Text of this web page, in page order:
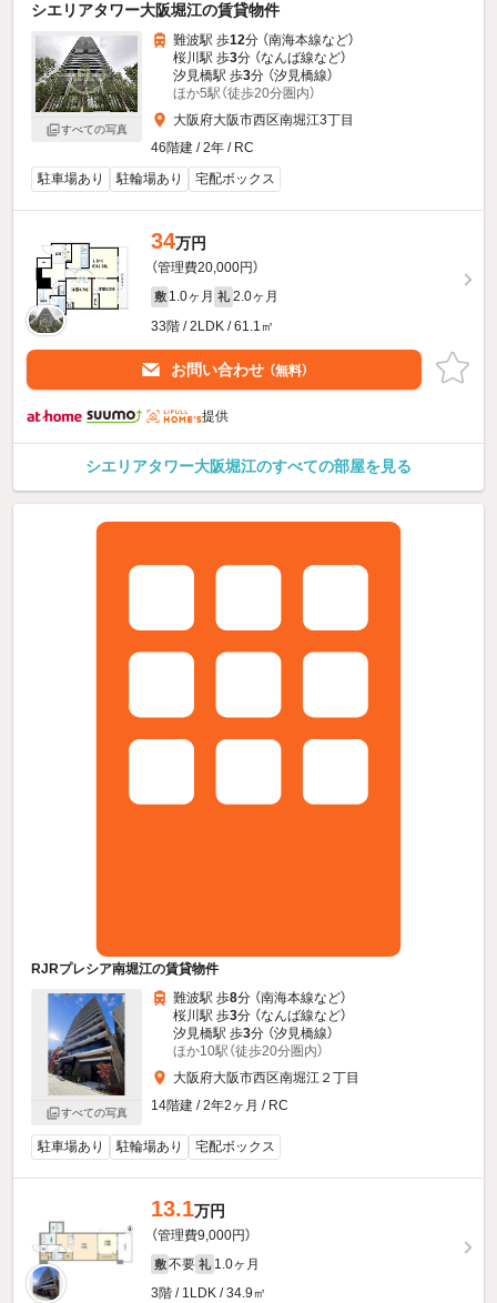
シエリアタワー大阪堀江の賃貸物件
すべての写真
難波駅 歩12分 （南海本線など）
桜川駅 歩3分 （なんば線など）
汐見橋駅 歩3分 （汐見橋線）
ほか5駅（徒歩20分圏内）
大阪府大阪市西区南堀江3丁目
46階建 / 2年 / RC
駐車場あり
駐輪場あり 宅配ボックス
34万円
（管理費20,000円）
敷 1.0ヶ月 礼 2.0ヶ月
33階 / 2LDK / 61.1㎡
お問い合わせ （無料）
提供
シエリアタワー大阪堀江のすべての部屋を見る
RJRプレシア南堀江の賃貸物件
すべての写真
難波駅 歩8分 （南海本線など）
桜川駅 歩3分 （なんば線など）
汐見橋駅 歩3分 （汐見橋線）
ほか10駅（徒歩20分圏内）
大阪府大阪市西区南堀江２丁目
14階建 / 2年2ヶ月 / RC
駐車場あり 駐輪場あり 宅配ボックス
13.1万円
（管理費9,000円）
敷 不要 礼 1.0ヶ月
3階 / 1LDK / 34.9㎡